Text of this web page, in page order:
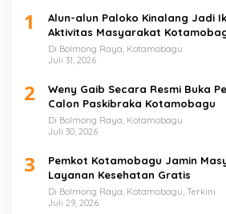
1
Alun-alun Paloko Kinalang Jadi
Aktivitas Masyarakat
Di Bolmong Raya, Kotamobagu
Juli 31, 2026
2
Weny Gaib Secara Resmi Buka
Calon Paskibraka Kotamobagu
Di Bolmong Raya, Kotamobagu
Juli 30, 2026
3
Pemkot Kotamobagu Jamin
Layanan Kesehatan Gratis
Di Bolmong Raya, Kotamobagu, Terkini
Juli 29, 2026